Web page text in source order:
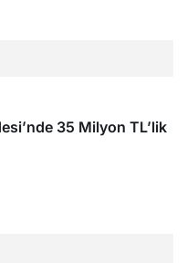
35 Milyon TL’lik